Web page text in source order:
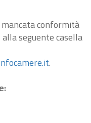
conformità
seguente casella
.